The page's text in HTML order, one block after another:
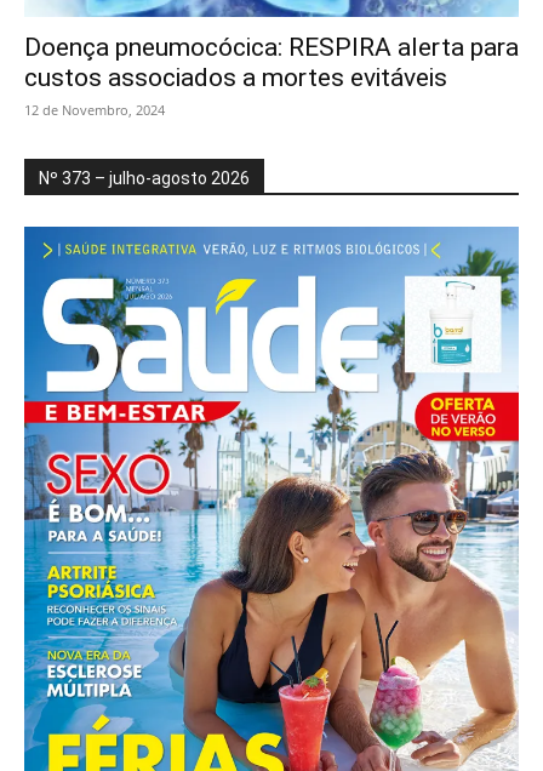
Doença pneumocócica: RESPIRA alerta para
custos associados a mortes evitáveis
12 de Novembro, 2024
Nº 373 – julho-agosto 2026